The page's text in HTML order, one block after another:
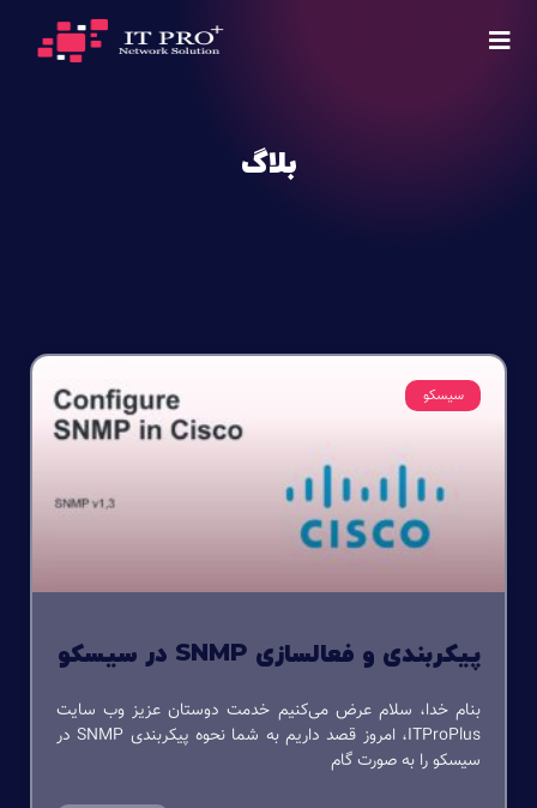
بلاگ
سیسکو
پیکربندی و فعالسازی SNMP در سیسکو
بنام خدا، سلام عرض می‌کنیم خدمت دوستان عزیز وب سایت
ITProPlus، امروز قصد داریم به شما نحوه پیکربندی SNMP در
سیسکو را به صورت گام